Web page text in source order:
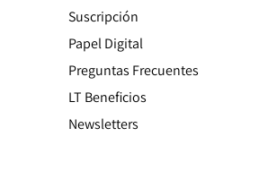
new window
Suscripción
Papel Digital
Preguntas Frecuentes
LT Beneficios
Newsletters